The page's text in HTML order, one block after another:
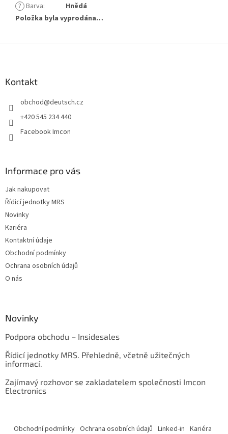
? Barva:
Hnědá
Položka byla vyprodána…
Kontakt
obchod@deutsch.cz
+420 545 234 440
Facebook Imcon
Informace pro vás
Jak nakupovat
Řídicí jednotky MRS
Novinky
Kariéra
Kontaktní údaje
Obchodní podmínky
Ochrana osobních údajů
O nás
Novinky
Podpora obchodu – Insidesales
Řídicí jednotky MRS. Přehledně, včetně užitečných
informací.
Zajímavý rozhovor se zakladatelem společnosti Imcon
Electronics
Obchodní podmínky Ochrana osobních údajů Linked-in Kariéra